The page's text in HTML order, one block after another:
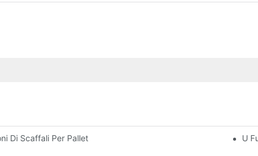
U Magazzinu
Di Scaffali Per Pallet Persunalizati: Adattà I Vostri Bisogni Di U